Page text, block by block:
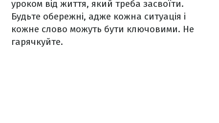
уроком від життя, який треба засвоїти.
Будьте обережні, адже кожна ситуація і
кожне слово можуть бути ключовими. Не
гарячкуйте.